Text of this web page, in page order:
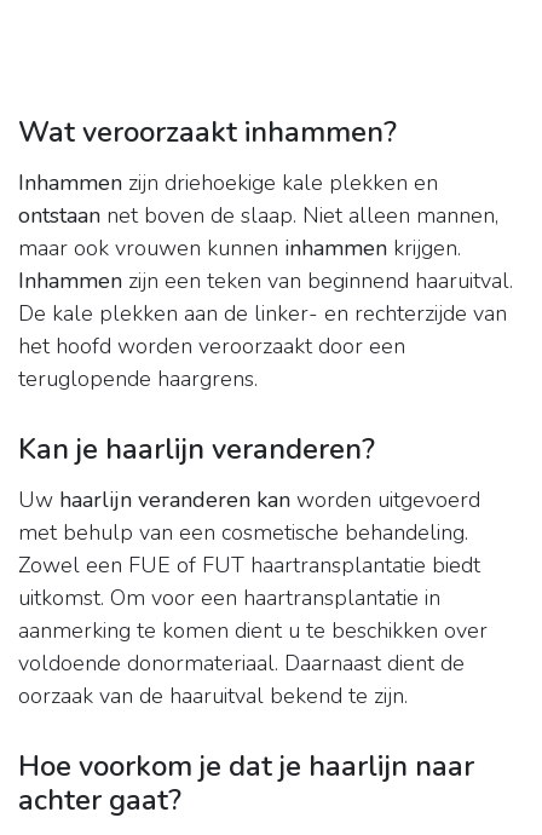
Wat veroorzaakt inhammen?
Inhammen zijn driehoekige kale plekken en
ontstaan net boven de slaap. Niet alleen mannen,
maar ook vrouwen kunnen inhammen krijgen.
Inhammen zijn een teken van beginnend haaruitval.
De kale plekken aan de linker- en rechterzijde van
het hoofd worden veroorzaakt door een
teruglopende haargrens.
Kan je haarlijn veranderen?
Uw haarlijn veranderen kan worden uitgevoerd
met behulp van een cosmetische behandeling.
Zowel een FUE of FUT haartransplantatie biedt
uitkomst. Om voor een haartransplantatie in
aanmerking te komen dient u te beschikken over
voldoende donormateriaal. Daarnaast dient de
oorzaak van de haaruitval bekend te zijn.
Hoe voorkom je dat je haarlijn naar
achter gaat?